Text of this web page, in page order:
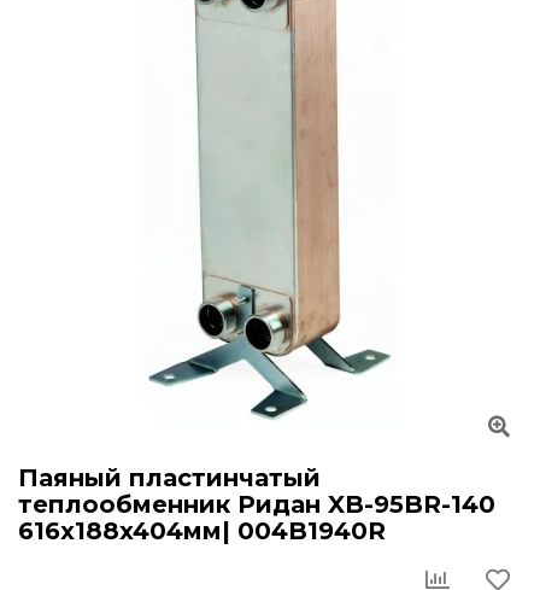
Паяный пластинчатый
теплообменник Ридан XB-95BR-140
616x188x404мм| 004B1940R